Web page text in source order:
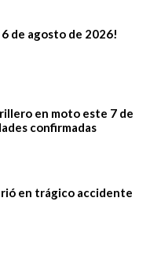
de agosto de 2026!
en moto este 7 de
confirmadas
en trágico accidente